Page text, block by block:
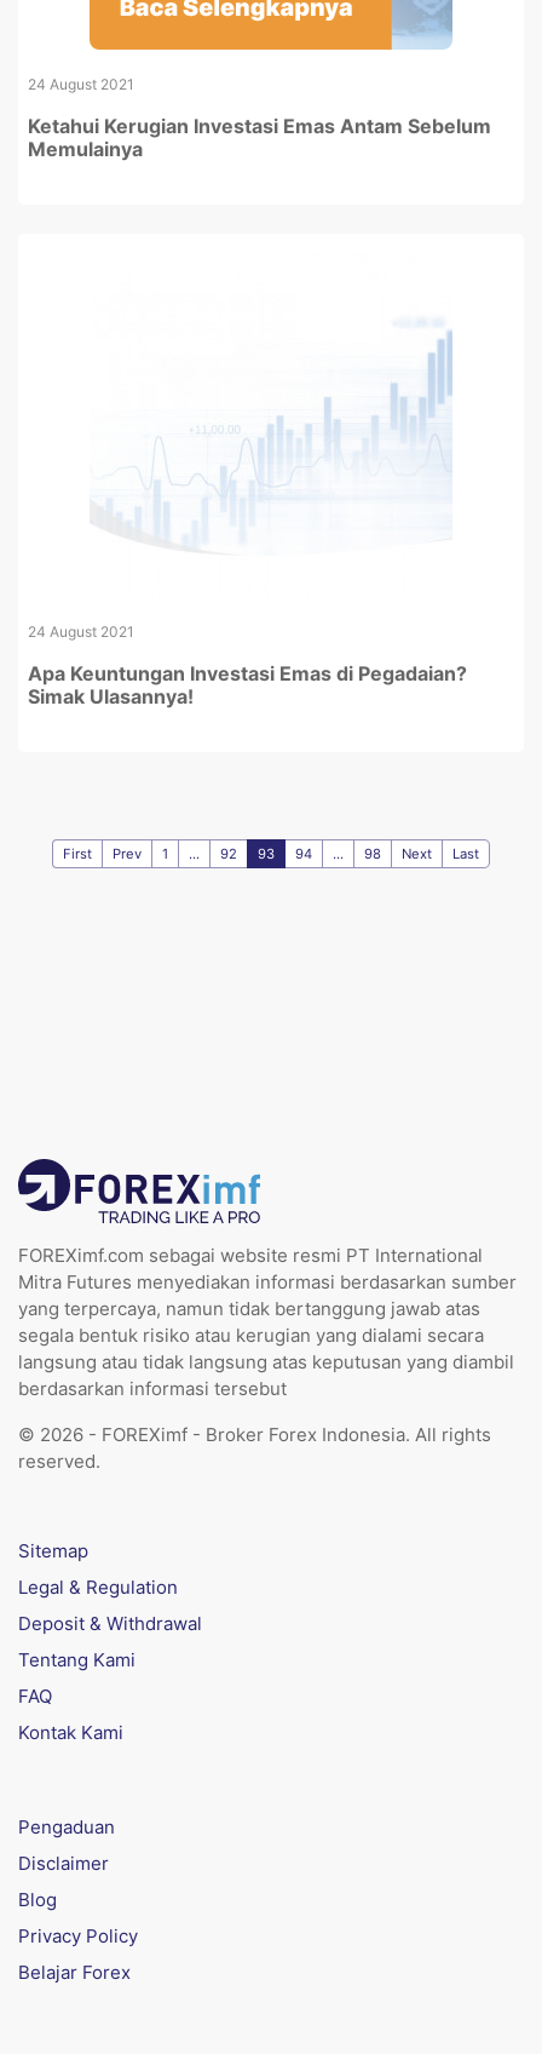
24 August 2021
Ketahui Kerugian Investasi Emas Antam Sebelum
Memulainya
24 August 2021
Apa Keuntungan Investasi Emas di Pegadaian?
Simak Ulasannya!
First Prev 1 ... 92 93 94 ... 98 Next Last
FOREXimf.com sebagai website resmi PT International
Mitra Futures menyediakan informasi berdasarkan sumber
yang terpercaya, namun tidak bertanggung jawab atas
segala bentuk risiko atau kerugian yang dialami secara
langsung atau tidak langsung atas keputusan yang diambil
berdasarkan informasi tersebut
© 2026 - FOREXimf - Broker Forex Indonesia. All rights
reserved.
Sitemap
Legal & Regulation
Deposit & Withdrawal
Tentang Kami
FAQ
Kontak Kami
Pengaduan
Disclaimer
Blog
Privacy Policy
Belajar Forex